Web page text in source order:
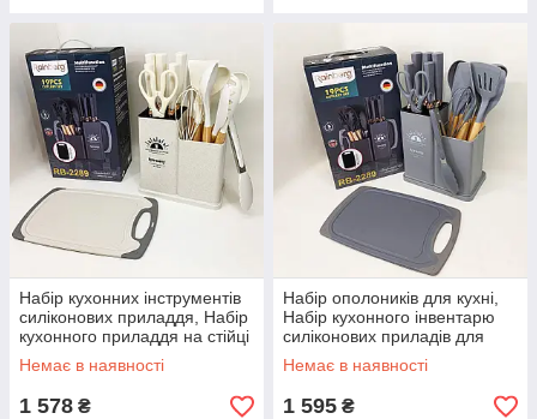
Набір кухонних інструментів
силіконових приладдя, Набір
кухонного приладдя на стійці
QG-63
Немає в наявності
1 578 ₴
Набір ополоників для кухні,
Набір кухонного інвентарю
силіконових приладів для
кухні HQ-25
Немає в наявності
1 595 ₴